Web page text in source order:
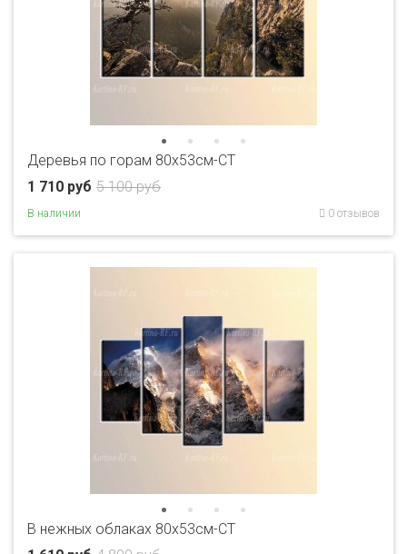
Деревья по горам 80x53см-CT
5 100 руб
1 710 руб
В наличии 0 отзывов
В нежных облаках 80x53см-CT